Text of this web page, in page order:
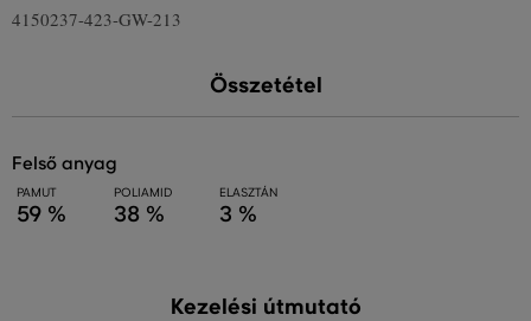
4150237-423-GW-213
Összetétel
felső anyag
PAMUT
59 %
POLIAMID
38 %
ELASZTÁN
3 %
Kezelési útmutató